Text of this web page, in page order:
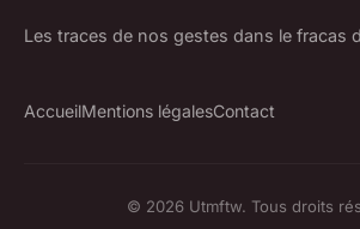
Les traces de nos gestes dans le fracas
AccueilMentions légalesContact
© 2026 Utmftw. Tous droits